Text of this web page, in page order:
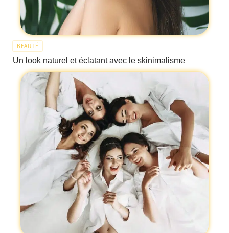
BEAUTÉ
Un look naturel et éclatant avec le skinimalisme